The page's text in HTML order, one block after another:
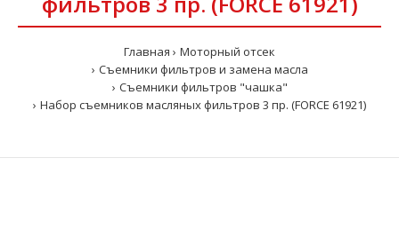
Главная
Моторный отсек
Съемники фильтров и замена масла
Съемники фильтров "чашка"
Набор съемников масляных фильтров 3 пр. (FORCE 61921)